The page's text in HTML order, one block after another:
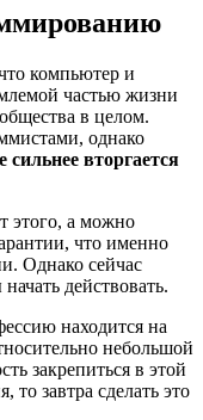
компьютер и
частью жизни
в целом.
однако
сильнее вторгается
этого, а можно
что именно
Однако сейчас
действовать.
находится на
небольшой
закрепиться в этой
то завтра сделать это